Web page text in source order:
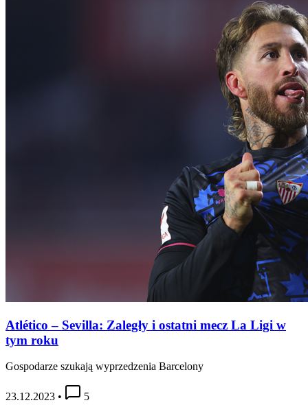
Atlético – Sevilla: Zaległy i ostatni mecz La Ligi w
tym roku
Gospodarze szukają wyprzedzenia Barcelony
23.12.2023 •
5